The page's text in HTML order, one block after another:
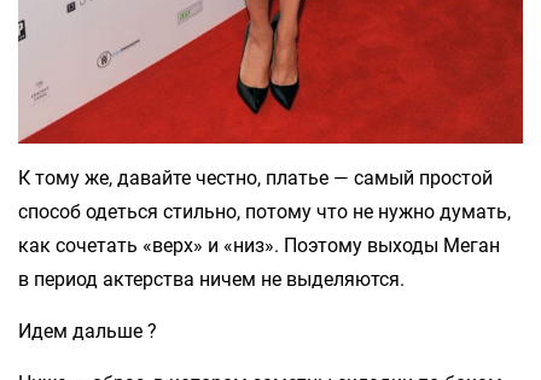
К тому же, давайте честно, платье — самый простой
способ одеться стильно, потому что не нужно думать,
как сочетать «верх» и «низ». Поэтому выходы Меган
в период актерства ничем не выделяются.
Идем дальше ?